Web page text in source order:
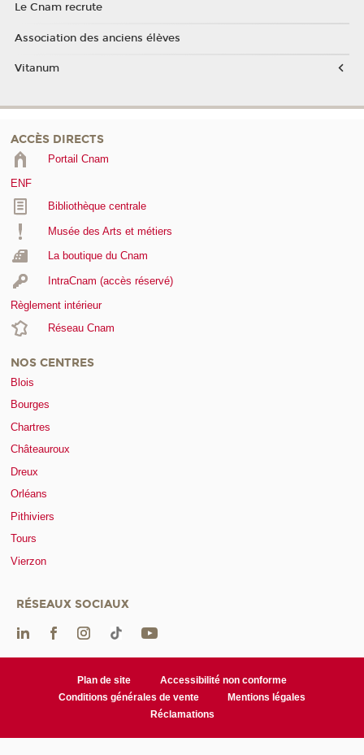
Le Cnam recrute
Association des anciens élèves
Vitanum
ACCÈS DIRECTS
Portail Cnam
ENF
Bibliothèque centrale
Musée des Arts et métiers
La boutique du Cnam
IntraCnam (accès réservé)
Règlement intérieur
Réseau Cnam
NOS CENTRES
Blois
Bourges
Chartres
Châteauroux
Dreux
Orléans
Pithiviers
Tours
Vierzon
RÉSEAUX SOCIAUX
Plan de site
Accessibilité non conforme
Conditions générales de vente
Mentions légales
Réclamations